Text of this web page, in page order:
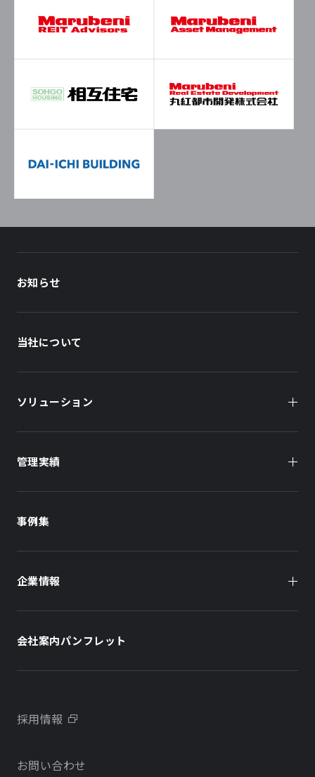
お知らせ
当社について
ソリューション
オーナー様向け
オフィスビル
住まい（社宅・賃貸住宅）
学校・教育施設
不動産開発をご検討の方へ
物件をお探しの方向け
管理実績
住まい（賃貸住宅）
事例集
企業情報
会社案内パンフレット
採用情報
お問い合わせ